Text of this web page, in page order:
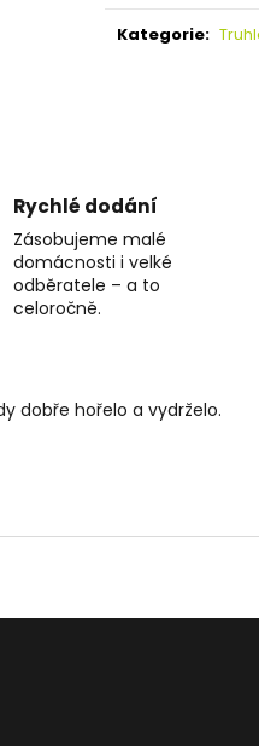
Kategorie:
Rychlé dodání
Zásobujeme malé
domácnosti i velké
odběratele – a to
celoročně.
dobře hořelo a vydrželo.